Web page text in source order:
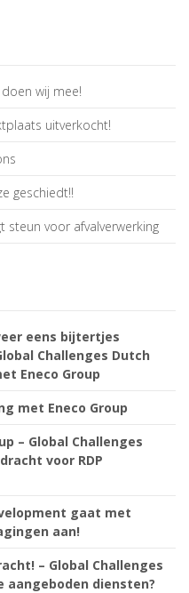
wij mee!
uitverkocht!
geschiedt!!
steun voor afvalverwerking
eens bijtertjes
Challenges Dutch
Eneco Group
met Eneco Group
– Global Challenges
voor RDP
gaat met
aan!
– Global Challenges
aangeboden diensten?